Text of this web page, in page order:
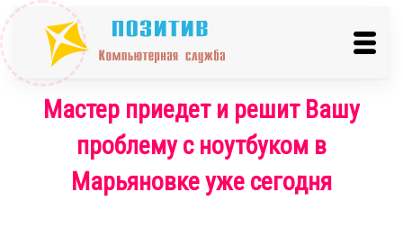
Мастер приедет и решит Вашу
проблему с ноутбуком в
Марьяновке уже сегодня